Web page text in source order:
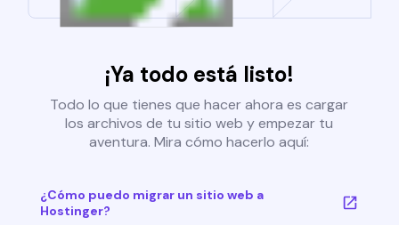
¡Ya todo está listo!
Todo lo que tienes que hacer ahora es cargar
los archivos de tu sitio web y empezar tu
aventura. Mira cómo hacerlo aquí:
¿Cómo puedo migrar un sitio web a
Hostinger?